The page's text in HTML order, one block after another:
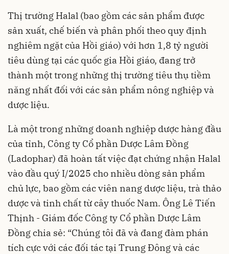
Thị trường Halal (bao gồm các sản phẩm được
sản xuất, chế biến và phân phối theo quy định
nghiêm ngặt của Hồi giáo) với hơn 1,8 tỷ người
tiêu dùng tại các quốc gia Hồi giáo, đang trở
thành một trong những thị trường tiêu thụ tiềm
năng nhất đối với các sản phẩm nông nghiệp và
dược liệu.
Là một trong những doanh nghiệp dược hàng đầu
của tỉnh, Công ty Cổ phần Dược Lâm Đồng
(Ladophar) đã hoàn tất việc đạt chứng nhận Halal
vào đầu quý I/2025 cho nhiều dòng sản phẩm
chủ lực, bao gồm các viên nang dược liệu, trà thảo
dược và tinh chất từ cây thuốc Nam. Ông Lê Tiến
Thịnh - Giám đốc Công ty Cổ phần Dược Lâm
Đồng chia sẻ: “Chúng tôi đã và đang đàm phán
tích cực với các đối tác tại Trung Đông và các